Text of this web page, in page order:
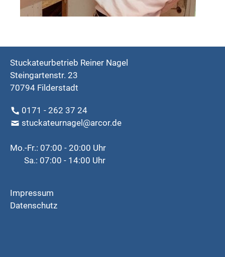
Stuckateurbetrieb Reiner Nagel
Steingartenstr. 23
70794 Filderstadt
0171 - 262 37 24
stuckateurnagel@arcor.de
Mo.-Fr.: 07:00 - 20:00 Uhr
Sa.: 07:00 - 14:00 Uhr
Impressum
Datenschutz